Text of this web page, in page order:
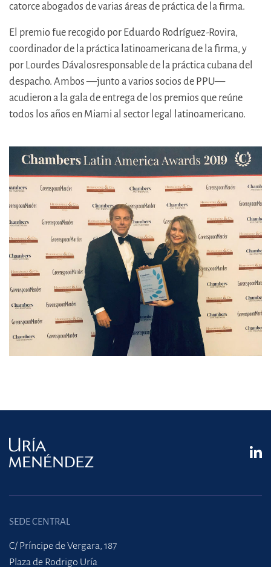
catorce abogados de varias áreas de práctica de la firma.
El premio fue recogido por Eduardo Rodríguez-Rovira,
coordinador de la práctica latinoamericana de la firma, y
por Lourdes Dávalosresponsable de la práctica cubana del
despacho. Ambos —junto a varios socios de PPU—
acudieron a la gala de entrega de los premios que reúne
todos los años en Miami al sector legal latinoamericano.
SEDE CENTRAL
C/ Príncipe de Vergara, 187
Plaza de Rodrigo Uría